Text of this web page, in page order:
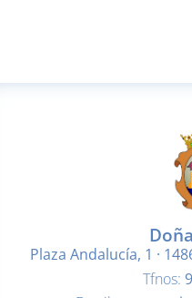
Plaza Andalucía, 1 ·
Tfnos: